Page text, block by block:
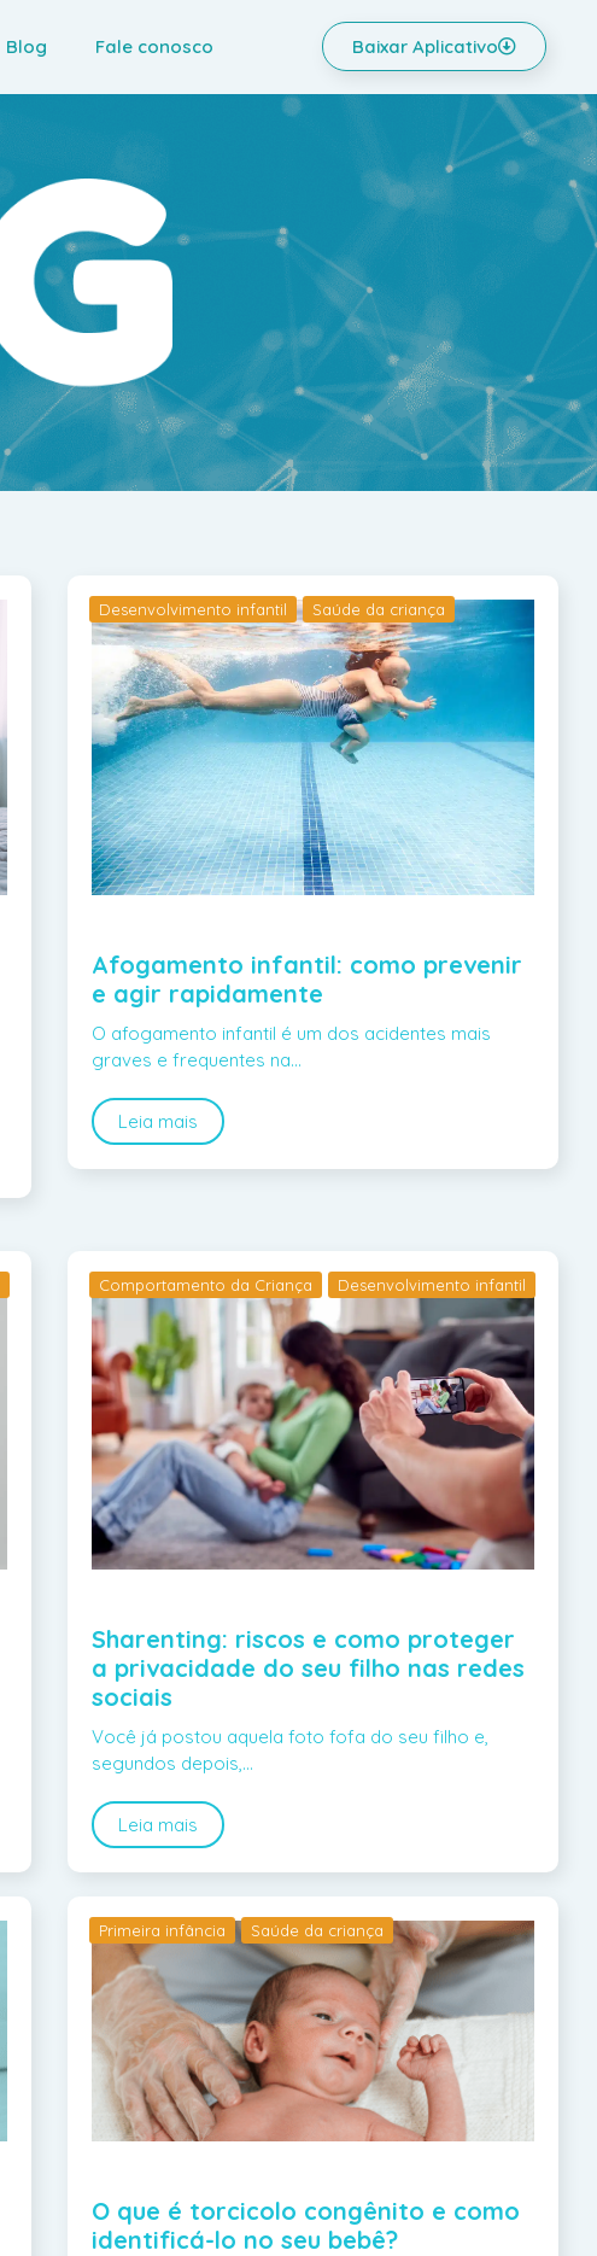
Blog Fale conosco Baixar Aplicativo
Desenvolvimento infantil Saúde da criança
Afogamento infantil: como prevenir
e agir rapidamente
O afogamento infantil é um dos acidentes mais
graves e frequentes na…
Leia mais
Comportamento da Criança Desenvolvimento infantil
Sharenting: riscos e como proteger
a privacidade do seu filho nas redes
sociais
Você já postou aquela foto fofa do seu filho e,
segundos depois,…
Leia mais
Primeira infância Saúde da criança
O que é torcicolo congênito e como
identificá-lo no seu bebê?